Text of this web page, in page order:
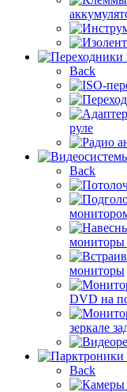
Back
руле
Back
мониторы
мониторы
DVD на
зеркале
Back